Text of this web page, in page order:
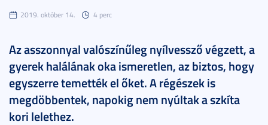
2019. október 14. 4 perc
Az asszonnyal valószínűleg nyílvessző végzett, a
gyerek halálának oka ismeretlen, az biztos, hogy
egyszerre temették el őket. A régészek is
megdöbbentek, napokig nem nyúltak a szkíta
kori lelethez.